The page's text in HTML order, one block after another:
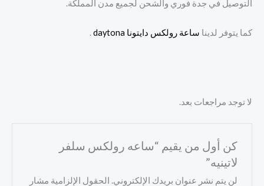
التوصيل في جدة فوري والشحن لجميع مدن المملكة.
كما يتوفر لدينا ساعة رولكس دايتونا daytona .
لا توجد مراجعات بعد.
كن أول من يقيم “ساعه رولكس سلفر
لاتينيه”
لن يتم نشر عنوان بريدك الإلكتروني. الحقول الإلزامية مشار